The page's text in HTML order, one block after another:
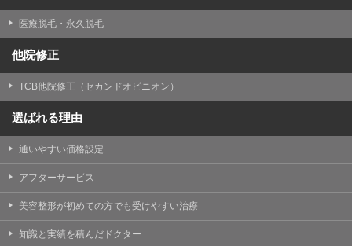
医療脱毛・永久脱毛
他院修正
TCB他院修正（セカンドオピニオン）
選ばれる理由
通いやすい価格設定
アフターサービス
美容整形が初めての方でも受けやすい治療
知識と実績を積んだドクター